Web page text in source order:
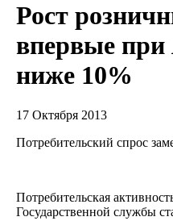
Рост
впервые при
ниже 10%
17 Октября 2013
Потребительский спрос
Потребительская
Государственной службы